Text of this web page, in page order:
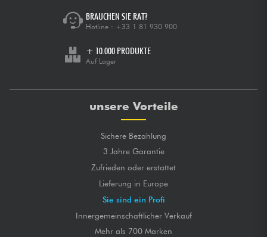
BRAUCHEN SIE RAT?
Hotline : +33 1 81 930 900
+ 10.000 PRODUKTE
Auf Lager
unsere Vorteile
Sichere Bezahlung
3 Jahre Garantie
Zufrieden oder erstattet
Lieferung in Europe
Sie sind ein Profi
Innergemeinschaftlicher Verkauf
Mehr als 700 Marken